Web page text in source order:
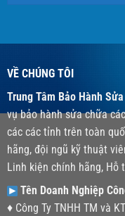
VỀ CHÚNG TÔI
Trung Tâm Bảo Hành
vụ bảo hành sửa chữa
các các tỉnh trên toàn
hãng, đội ngũ kỹ thuật
Linh kiện chính hãng, Hỗ
Tên Doanh Nghiệp
♦ Công Ty TNHH TM và